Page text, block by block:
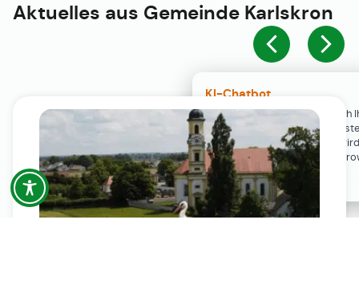
KI-Chatbot
Der KI-Chatbot steht erst nach
Einwilligung in den Cookie-
Verfügung. Der Chat-Verlauf
ausschließlich lokal in Ihrem
gespeichert.
Aktuelles aus Gemeinde Karlskron